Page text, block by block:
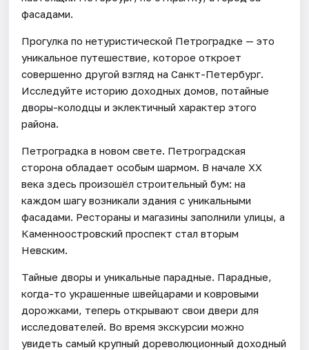
фасадами.
Прогулка по нетуристической Петроградке — это
уникальное путешествие, которое откроет
совершенно другой взгляд на Санкт-Петербург.
Исследуйте историю доходных домов, потайные
дворы-колодцы и эклектичный характер этого
района.
Петроградка в новом свете. Петроградская
сторона обладает особым шармом. В начале XX
века здесь произошёл строительный бум: на
каждом шагу возникали здания с уникальными
фасадами. Рестораны и магазины заполнили улицы, а
Каменноостровский проспект стал вторым
Невским.
Тайные дворы и уникальные парадные. Парадные,
когда-то украшенные швейцарами и ковровыми
дорожками, теперь открывают свои двери для
исследователей. Во время экскурсии можно
увидеть самый крупный дореволюционный доходный